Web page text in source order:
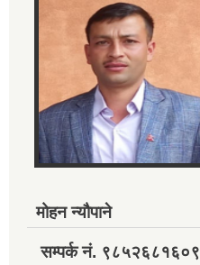
मोहन न्यौपाने
सम्पर्क नं. ९८५२६८१६०९